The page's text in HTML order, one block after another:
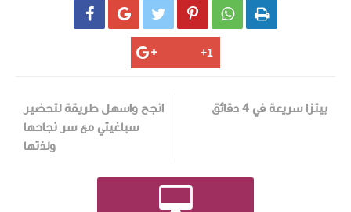
     
بيتزا سريعة في 4 دقائق
انجح واسهل طريقة لتحضير
سباغيتي مع سر نجاحها
ولذتها